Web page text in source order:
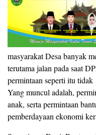
masyarakat Desa banyak
terutama jalan pada saat
permintaan seperti itu
Yang muncul adalah,
anak, serta permintaan
pemberdayaan ekonomi